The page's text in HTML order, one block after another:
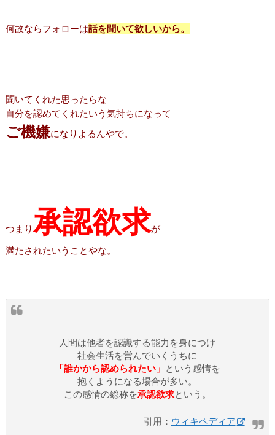
何故ならフォローは話を聞いて欲しいから。
聞いてくれた思ったらな
自分を認めてくれたいう気持ちになって
ご機嫌になりよるんやで。
つまり承認欲求が
満たされたいうことやな。
人間は他者を認識する能力を身につけ
社会生活を営んでいくうちに
「誰かから認められたい」 という感情を
抱くようになる場合が多い。
この感情の総称を承認欲求という。
引用： ウィキペディア